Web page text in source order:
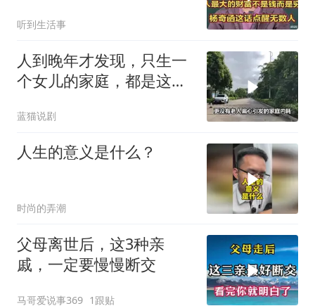
听到生活事
人到晚年才发现，只生一
个女儿的家庭，都是这三
蓝猫说剧
人生的意义是什么？
时尚的弄潮
父母离世后，这3种亲
戚，一定要慢慢断交
马哥爱说事369 1跟贴